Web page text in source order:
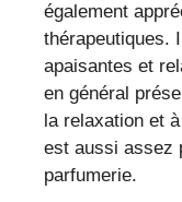
également
thérapeutiques.
apaisantes et
en général
la relaxation et
est aussi assez
parfumerie.